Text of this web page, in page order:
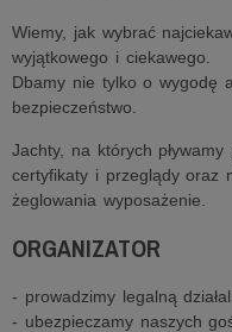
Wiemy, jak wybrać
wyjątkowego i ciekawego.
Dbamy nie tylko o wygodę
bezpieczeństwo.
Jachty, na których
certyfikaty i przeglądy oraz
żeglowania wyposażenie.
ORGANIZATOR
- prowadzimy legalną
- ubezpieczamy naszych